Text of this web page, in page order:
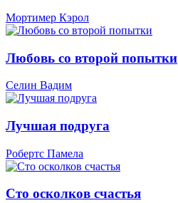
Мортимер Кэрол
Любовь со второй попытки
Селин Вадим
Лучшая подруга
Робертс Памела
Сто осколков счастья